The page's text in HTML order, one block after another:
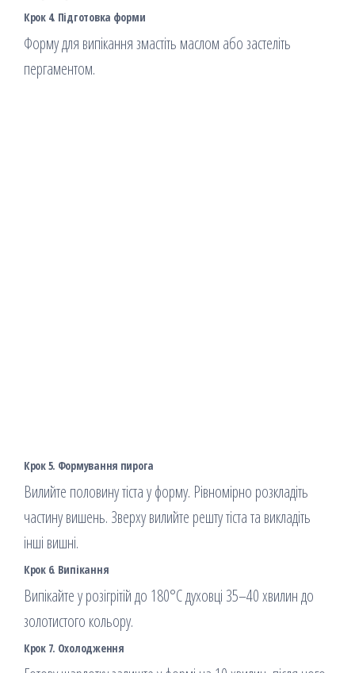
Крок 4. Підготовка форми
Форму для випікання змастіть маслом або застеліть
пергаментом.
Крок 5. Формування пирога
Вилийте половину тіста у форму. Рівномірно розкладіть
частину вишень. Зверху вилийте решту тіста та викладіть
інші вишні.
Крок 6. Випікання
Випікайте у розігрітій до 180°C духовці 35–40 хвилин до
золотистого кольору.
Крок 7. Охолодження